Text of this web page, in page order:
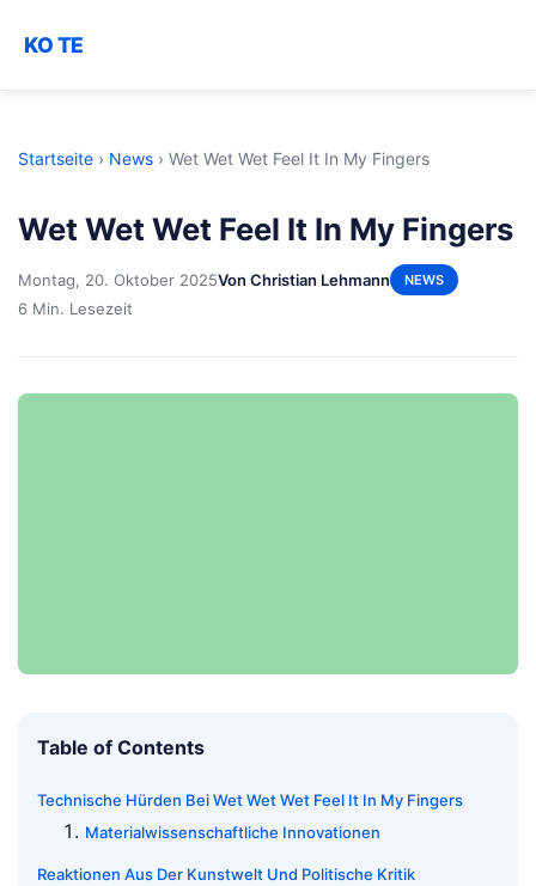
KO TE
Startseite › News › Wet Wet Wet Feel It In My Fingers
Wet Wet Wet Feel It In My Fingers
Montag, 20. Oktober 2025Von Christian Lehmann NEWS
6 Min. Lesezeit
Table of Contents
Technische Hürden Bei Wet Wet Wet Feel It In My Fingers
Materialwissenschaftliche Innovationen
Reaktionen Aus Der Kunstwelt Und Politische Kritik